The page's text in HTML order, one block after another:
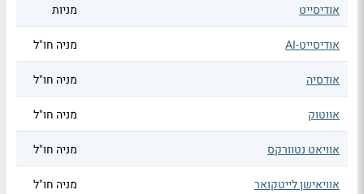
אודיסייט מניות
אודיסייט-AI מניה חו"ל
אודסיה מניה חו"ל
אווטוק מניה חו"ל
אוויאט נטוורקס מניה חו"ל
אוויאישן לייטקואר מניה חו"ל